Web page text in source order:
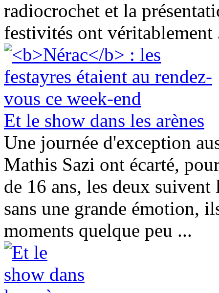
radiocrochet et la
festivités ont véritablement
Et le show dans les arènes
Une journée d'exception
Mathis Sazi ont écarté,
de 16 ans, les deux
sans une grande émotion,
moments quelque peu ...